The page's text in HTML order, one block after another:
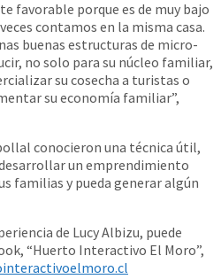
favorable porque es de muy bajo
contamos en la misma casa.
buenas estructuras de micro-
no solo para su núcleo familiar,
su cosecha a turistas o
su economía familiar”,
conocieron una técnica útil,
un emprendimiento
familias y pueda generar algún
de Lucy Albizu, puede
“Huerto Interactivo El Moro”,